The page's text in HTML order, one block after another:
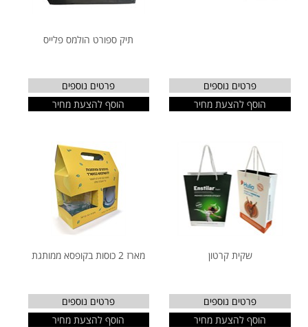
פרטים נוספים
הוסף להצעת מחיר
תיק ספורט הולמס פלייס
פרטים נוספים
הוסף להצעת מחיר
שקית קרטון
פרטים נוספים
הוסף להצעת מחיר
מארז 2 כוסות בקופסא ממותגת
פרטים נוספים
הוסף להצעת מחיר